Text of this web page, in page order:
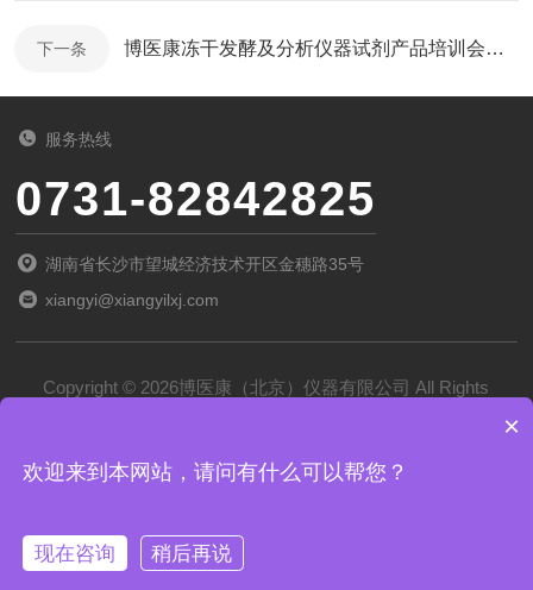
下一条 博医康冻干发酵及分析仪器试剂产品培训会掀参会热潮
服务热线
0731-82842825
湖南省长沙市望城经济技术开区金穗路35号
xiangyi@xiangyilxj.com
Copyright © 2026博医康（北京）仪器有限公司 All Rights
京公网安备 11011102002194号
×
欢迎来到本网站，请问有什么可以帮您？
现在咨询 稍后再说